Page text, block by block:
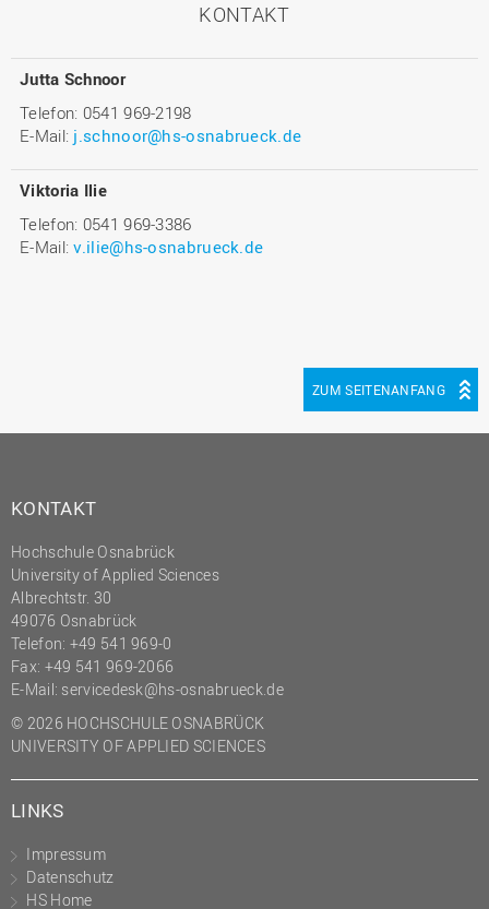
KONTAKT
Jutta Schnoor
Telefon: 0541 969-2198
E-Mail: j.schnoor@hs-osnabrueck.de
Viktoria Ilie
Telefon: 0541 969-3386
E-Mail:v.ilie@hs-osnabrueck.de
ZUM SEITENANFANG
KONTAKT
Hochschule Osnabrück
University of Applied Sciences
Albrechtstr. 30
49076 Osnabrück
Telefon: +49 541 969-0
Fax: +49 541 969-2066
E-Mail: servicedesk@hs-osnabrueck.de
© 2026 HOCHSCHULE OSNABRÜCK
UNIVERSITY OF APPLIED SCIENCES
LINKS
Impressum
Datenschutz
HS Home